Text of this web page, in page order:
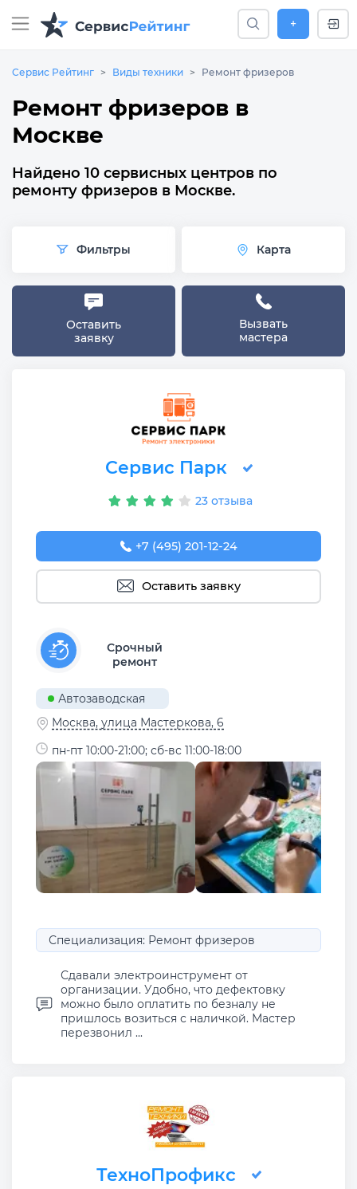
+
Сервис Рейтинг Виды техники Ремонт фризеров
Ремонт фризеров в
Москве
Найдено 10 сервисных центров по
ремонту фризеров в Москве.
Фильтры Карта
Оставить
заявку
Вызвать
мастера
Сервис Парк
23 отзыва
+7 (495) 201-12-24
Оставить заявку
Срочный
ремонт
Автозаводская
Москва, улица Мастеркова, 6
пн-пт 10:00-21:00; сб-вс 11:00-18:00
Специализация: Ремонт фризеров
Сдавали электроинструмент от
организации. Удобно, что дефектовку
можно было оплатить по безналу не
пришлось возиться с наличкой. Мастер
перезвонил ...
ТехноПрофикс